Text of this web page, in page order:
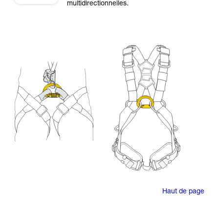
multidirectionnelles.
Haut de page